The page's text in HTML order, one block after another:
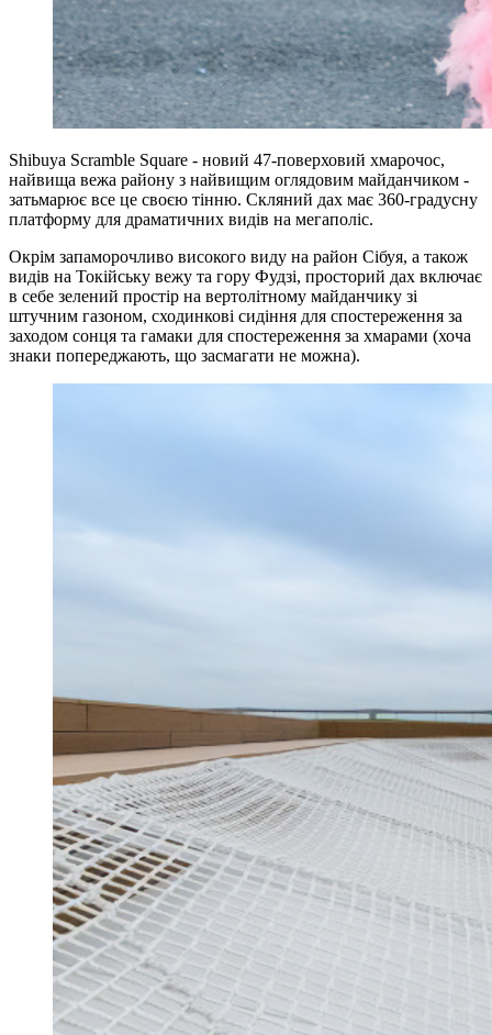
Shibuya Scramble Square - новий 47-поверховий хмарочос,
найвища вежа району з найвищим оглядовим майданчиком -
затьмарює все це своєю тінню. Скляний дах має 360-градусну
платформу для драматичних видів на мегаполіс.
Окрім запаморочливо високого виду на район Сібуя, а також
видів на Токійську вежу та гору Фудзі, просторий дах включає
в себе зелений простір на вертолітному майданчику зі
штучним газоном, сходинкові сидіння для спостереження за
заходом сонця та гамаки для спостереження за хмарами (хоча
знаки попереджають, що засмагати не можна).